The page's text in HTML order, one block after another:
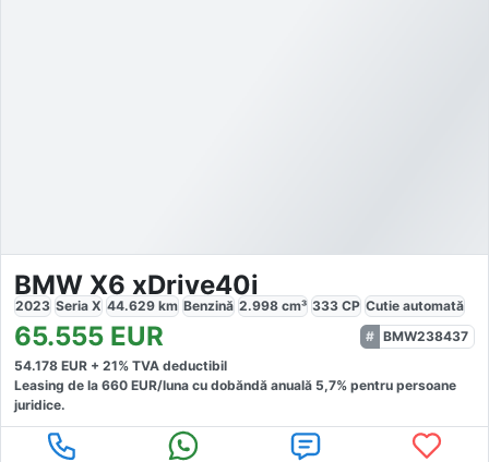
BMW X6 xDrive40i
2023 Seria X 44.629 km Benzină 2.998 cm³ 333 CP Cutie automată
65.555 EUR
BMW238437
54.178 EUR + 21% TVA deductibil
Leasing de la 660 EUR/luna cu dobăndă anuală 5,7% pentru persoane
juridice.